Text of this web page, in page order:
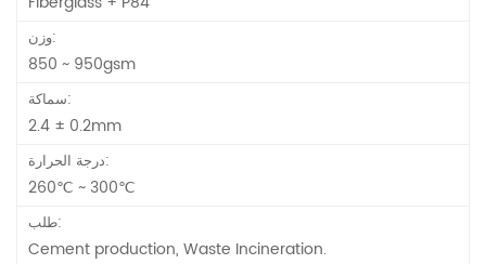
وزن:
850 ~ 950gsm
سماكة:
2.4 ± 0.2mm
درجة الحرارة:
260℃ ~ 300℃
طلب:
Cement production, Waste Incineration.